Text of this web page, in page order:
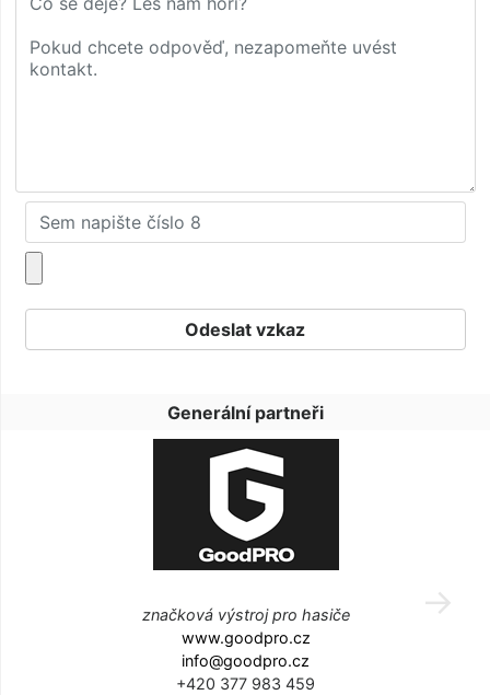
Generální partneři
značková výstroj pro hasiče
www.goodpro.cz
info@goodpro.cz
+420 377 983 459